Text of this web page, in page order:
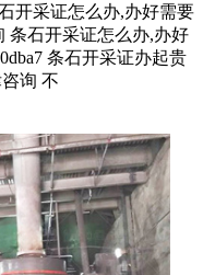
开采证怎么办,办好需要
条石开采证怎么办,办好
条石开采证办起贵
询 不